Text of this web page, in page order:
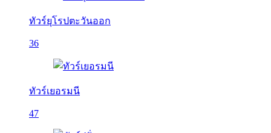
ทัวร์ยุโรปตะวันออก
36
ทัวร์เยอรมนี
47